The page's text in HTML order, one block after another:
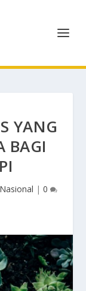
YANG
BAGI
Nasional | 0